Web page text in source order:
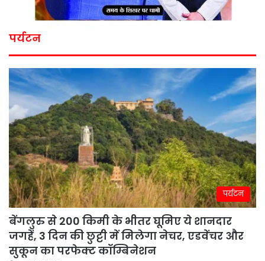
पर्यटन
पर्यटन
बेंगलुरु से 200 किमी के भीतर घूमिए ये शानदार
जगहें, 3 दिन की छुट्टी में मिलेगा नेचर, एडवेंचर और
सुकून का परफेक्ट कॉम्बिनेशन